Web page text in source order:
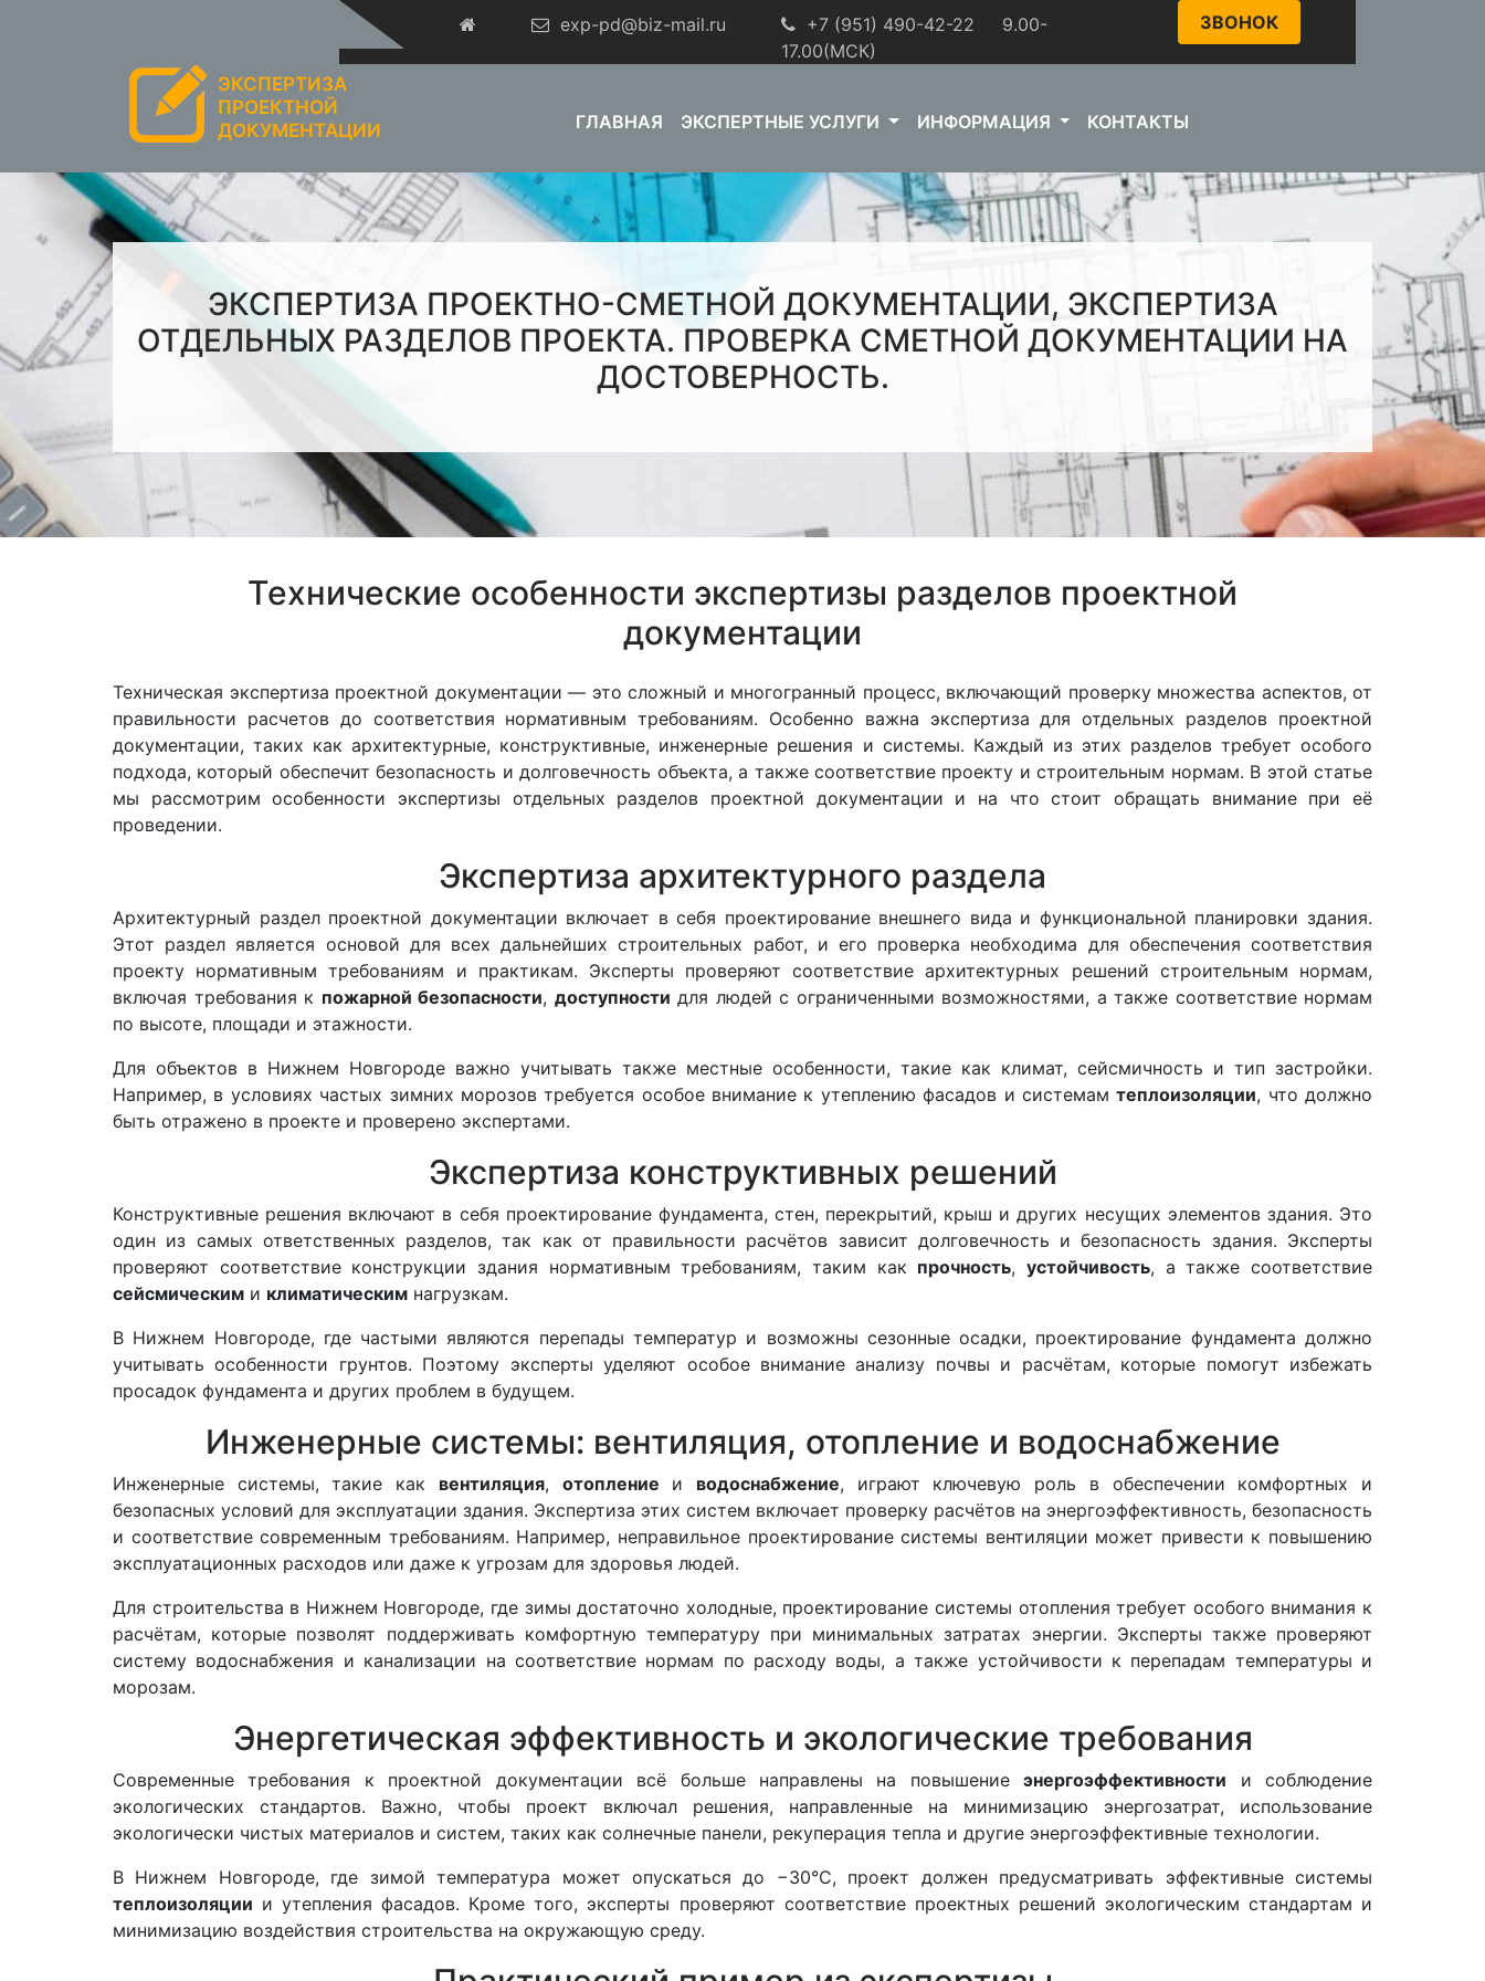
exp-pd@biz-mail.ru +7 (951) 490-42-22 9.00-
17.00(МСК)
ЗВОНОК
ЭКСПЕРТИЗА
ПРОЕКТНОЙ
ДОКУМЕНТАЦИИ
ГЛАВНАЯ ЭКСПЕРТНЫЕ УСЛУГИ ИНФОРМАЦИЯ КОНТАКТЫ
ЭКСПЕРТИЗА ПРОЕКТНО-СМЕТНОЙ ДОКУМЕНТАЦИИ, ЭКСПЕРТИЗА
ОТДЕЛЬНЫХ РАЗДЕЛОВ ПРОЕКТА. ПРОВЕРКА СМЕТНОЙ ДОКУМЕНТАЦИИ НА
ДОСТОВЕРНОСТЬ.
Технические особенности экспертизы разделов проектной
документации
Техническая экспертиза проектной документации — это сложный и многогранный процесс, включающий проверку множества аспектов, от
правильности расчетов до соответствия нормативным требованиям. Особенно важна экспертиза для отдельных разделов проектной
документации, таких как архитектурные, конструктивные, инженерные решения и системы. Каждый из этих разделов требует особого
подхода, который обеспечит безопасность и долговечность объекта, а также соответствие проекту и строительным нормам. В этой статье
мы рассмотрим особенности экспертизы отдельных разделов проектной документации и на что стоит обращать внимание при её
проведении.
Экспертиза архитектурного раздела
Архитектурный раздел проектной документации включает в себя проектирование внешнего вида и функциональной планировки здания.
Этот раздел является основой для всех дальнейших строительных работ, и его проверка необходима для обеспечения соответствия
проекту нормативным требованиям и практикам. Эксперты проверяют соответствие архитектурных решений строительным нормам,
включая требования к пожарной безопасности, доступности для людей с ограниченными возможностями, а также соответствие нормам
по высоте, площади и этажности.
Для объектов в Нижнем Новгороде важно учитывать также местные особенности, такие как климат, сейсмичность и тип застройки.
Например, в условиях частых зимних морозов требуется особое внимание к утеплению фасадов и системамтеплоизоляции, что должно
быть отражено в проекте и проверено экспертами.
Экспертиза конструктивных решений
Конструктивные решения включают в себя проектирование фундамента, стен, перекрытий, крыш и других несущих элементов здания. Это
один из самых ответственных разделов, так как от правильности расчётов зависит долговечность и безопасность здания. Эксперты
проверяют соответствие конструкции здания нормативным требованиям, таким как прочность,устойчивость, а также соответствие
сейсмическим и климатическим нагрузкам.
В Нижнем Новгороде, где частыми являются перепады температур и возможны сезонные осадки, проектирование фундамента должно
учитывать особенности грунтов. Поэтому эксперты уделяют особое внимание анализу почвы и расчётам, которые помогут избежать
просадок фундамента и других проблем в будущем.
Инженерные системы: вентиляция, отопление и водоснабжение
Инженерные системы, такие как вентиляция, отопление и водоснабжение, играют ключевую роль в обеспечении комфортных и
безопасных условий для эксплуатации здания. Экспертиза этих систем включает проверку расчётов на энергоэффективность, безопасность
и соответствие современным требованиям. Например, неправильное проектирование системы вентиляции может привести к повышению
эксплуатационных расходов или даже к угрозам для здоровья людей.
Для строительства в Нижнем Новгороде, где зимы достаточно холодные, проектирование системы отопления требует особого внимания к
расчётам, которые позволят поддерживать комфортную температуру при минимальных затратах энергии. Эксперты также проверяют
систему водоснабжения и канализации на соответствие нормам по расходу воды, а также устойчивости к перепадам температуры и
морозам.
Энергетическая эффективность и экологические требования
Современные требования к проектной документации всё больше направлены на повышениеэнергоэффективности и соблюдение
экологических стандартов. Важно, чтобы проект включал решения, направленные на минимизацию энергозатрат, использование
экологически чистых материалов и систем, таких как солнечные панели, рекуперация тепла и другие энергоэффективные технологии.
В Нижнем Новгороде, где зимой температура может опускаться до −30°C, проект должен предусматривать эффективные системы
теплоизоляции и утепления фасадов. Кроме того, эксперты проверяют соответствие проектных решений экологическим стандартам и
минимизацию воздействия строительства на окружающую среду.